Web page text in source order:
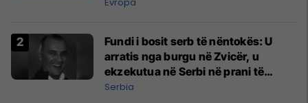
Fundi i bosit serb të nëntokës: U
arratis nga burgu në Zvicër, u
ekzekutua në Serbi në prani të
shefit të policisë
Serbia